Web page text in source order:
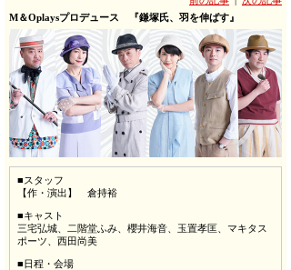
M＆Oplaysプロデュース 『鎌塚氏、羽を伸ばす』
■スタッフ
【作・演出】 倉持裕
■キャスト
三宅弘城、二階堂ふみ、櫻井海音、玉置孝匡、マキタス
ポーツ、西田尚美
■日程・会場